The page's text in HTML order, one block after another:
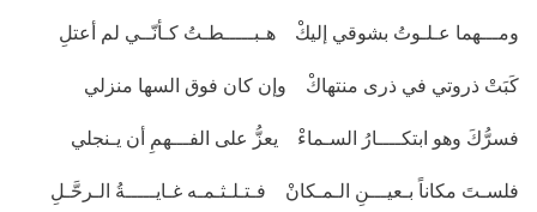
ومـــهما عـلـوتُ بشوقي إليكْ هـبـــــطـتُ كـأنّــي لم أعتلِ
كَبَتْ ذروتي في ذرى منتهاكْ وإن كان فوق السها منزلي
فسرُّكَ وهو ابتكــــارُ السـماءْ يعزُّ على الفـــهمِ أن يـنجلي
فلسـتَ مكاناً بـعيـــنِ الـمـكانْ فـتـلـثـمـه غـايـــــةُ الـرحَّـلِ